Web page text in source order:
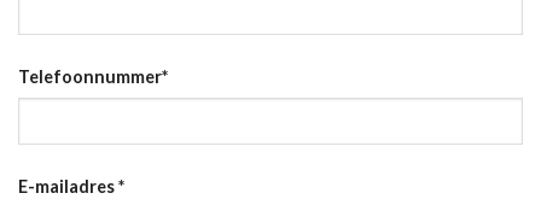
Telefoonnummer*
E-mailadres*